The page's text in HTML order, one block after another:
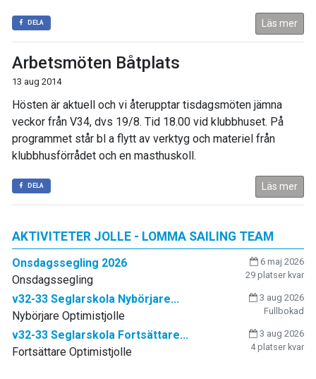
DELA Läs mer
Arbetsmöten Båtplats
13 aug 2014
Hösten är aktuell och vi återupptar tisdagsmöten jämna
veckor från V34, dvs 19/8. Tid 18.00 vid klubbhuset. På
programmet står bl a flytt av verktyg och materiel från
klubbhusförrådet och en masthuskoll.
DELA Läs mer
AKTIVITETER JOLLE - LOMMA SAILING TEAM
Onsdagssegling 2026
6 maj 2026
29 platser kvar
Onsdagssegling
v32-33 Seglarskola Nybörjare...
3 aug 2026
Fullbokad
Nybörjare Optimistjolle
v32-33 Seglarskola Fortsättare...
3 aug 2026
4 platser kvar
Fortsättare Optimistjolle